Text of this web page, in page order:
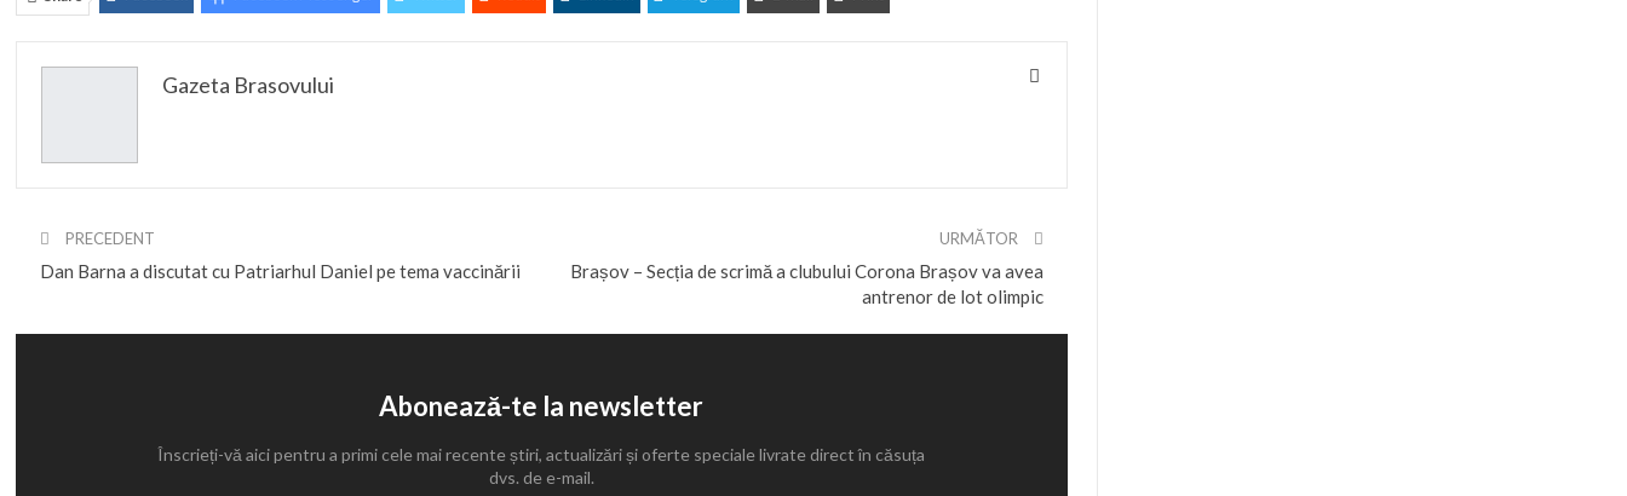
Gazeta Brasovului
PRECEDENT
Dan Barna a discutat cu Patriarhul Daniel pe tema vaccinării
URMĂTOR
Brașov – Secția de scrimă a clubului Corona Brașov va avea
antrenor de lot olimpic
Abonează-te la newsletter
Înscrieți-vă aici pentru a primi cele mai recente știri, actualizări și oferte speciale livrate direct în căsuța
dvs. de e-mail.